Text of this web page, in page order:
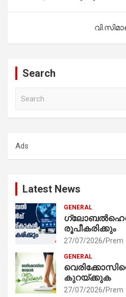
Search
h
Ads
Latest News
GENERAL
രൂപീകരിക്കും
27/07/2026 Prem
GENERAL
കുറയ്ക്കുക
27/07/2026 Prem